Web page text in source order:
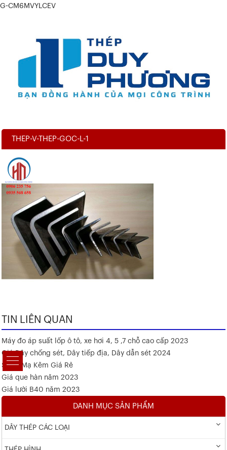
G-CM6MVYLCEV
THEP-V-THEP-GOC-L-1
TIN LIÊN QUAN
Máy đo áp suất lốp ô tô, xe hơi 4, 5 ,7 chỗ cao cấp 2023
Giá Dây chống sét, Dây tiếp địa, Dây dẫn sét 2024
Sắt V Mạ Kẽm Giá Rẻ
Giá que hàn năm 2023
Giá lưới B40 năm 2023
DANH MỤC SẢN PHẨM
DÂY THÉP CÁC LOẠI